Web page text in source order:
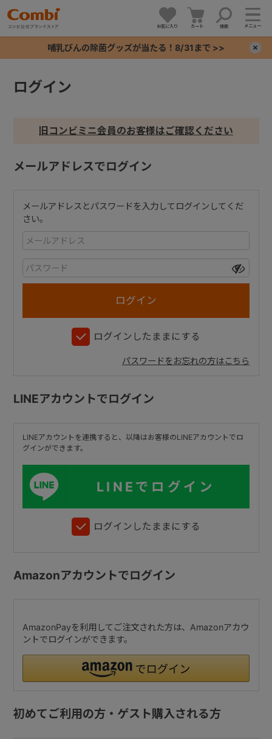
お気に入り カート 検索 メニュー
哺乳びんの除菌グッズが当たる！8/31まで >>
ログイン
旧コンビミニ会員のお客様はご確認ください
メールアドレスでログイン
メールアドレスとパスワードを入力してログインしてくだ
さい。
ログインしたままにする
パスワードをお忘れの方はこちら
LINEアカウントでログイン
LINEアカウントを連携すると、以降はお客様のLINEアカウントでロ
グインができます。
LINEでログイン
ログインしたままにする
Amazonアカウントでログイン
AmazonPayを利用してご注文された方は、Amazonアカウ
ントでログインができます。
初めてご利用の方・ゲスト購入される方